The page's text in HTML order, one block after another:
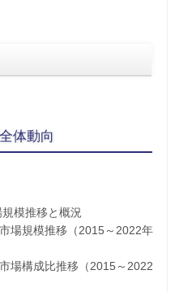
体動向
模推移と概況
模推移（2015～2022年
成比推移（2015～2022